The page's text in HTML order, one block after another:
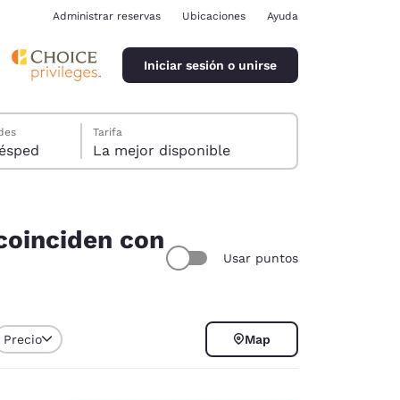
Administrar reservas Ubicaciones Ayuda
Iniciar sesión o unirse
1 huésped
Tarifa
La mejor disponible
con
Usar puntos
Precio Map